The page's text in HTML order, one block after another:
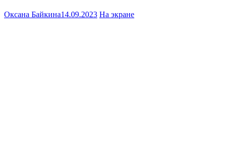
Оксана Байкина14.09.2023 На экране